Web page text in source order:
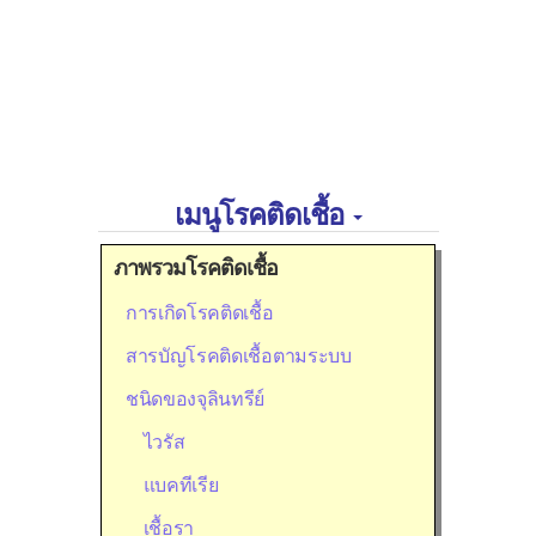
เมนูโรคติดเชื้อ
ภาพรวมโรคติดเชื้อ
การเกิดโรคติดเชื้อ
สารบัญโรคติดเชื้อตามระบบ
ชนิดของจุลินทรีย์
ไวรัส
แบคทีเรีย
เชื้อรา